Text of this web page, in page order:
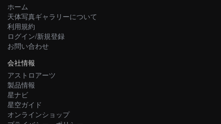
ホーム
天体写真ギャラリーについて
利用規約
ログイン/新規登録
お問い合わせ
会社情報
アストロアーツ
製品情報
星ナビ
星空ガイド
オンラインショップ